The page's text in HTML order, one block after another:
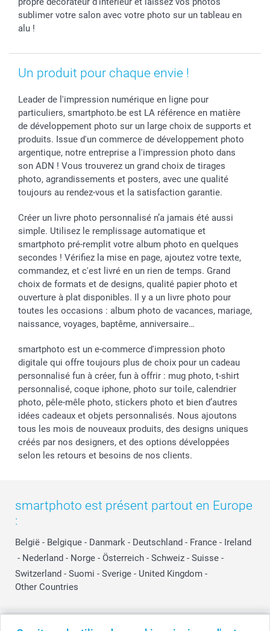
Communion
Saint-Valentin
Vie privée
Gestion des cookies
Investisseurs
Droit de rétractation
Modes de livraison
Grandes Quantités
sublimer votre salon avec votre photo sur un tableau en
alu !
Un produit pour chaque envie !
Leader de l'impression numérique en ligne pour
particuliers, smartphoto.be est LA référence en matière
de développement photo sur un large choix de supports et
produits. Issue d'un commerce de développement photo
argentique, notre entreprise a l'impression photo dans
son ADN ! Vous trouverez un grand choix de tirages
photo, agrandissements et posters, avec une qualité
toujours au rendez-vous et la satisfaction garantie.
Créer un livre photo personnalisé n’a jamais été aussi
simple. Utilisez le remplissage automatique et
smartphoto pré-remplit votre album photo en quelques
secondes ! Vérifiez la mise en page, ajoutez votre texte,
commandez, et c'est livré en un rien de temps. Grand
choix de formats et de designs, qualité papier photo et
ouverture à plat disponibles. Il y a un livre photo pour
toutes les occasions : album photo de vacances, mariage,
naissance, voyages, baptême, anniversaire…
smartphoto est un e-commerce d'impression photo
digitale qui offre toujours plus de choix pour un cadeau
personnalisé fun à créer, fun à offrir : mug photo, t-shirt
personnalisé, coque iphone, photo sur toile, calendrier
photo, pêle-mêle photo, stickers photo et bien d’autres
idées cadeaux et objets personnalisés. Nous ajoutons
tous les mois de nouveaux produits, des designs uniques
créés par nos designers, et des options développées
selon les retours et besoins de nos clients.
smartphoto est présent partout en Europe
:
België - Belgique - Danmark - Deutschland - France - Ireland
- Nederland - Norge - Österreich - Schweiz - Suisse -
Switzerland - Suomi - Sverige - United Kingdom -
Other Countries